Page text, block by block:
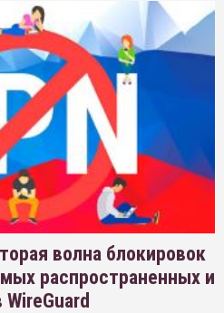
волна блокировок
распространенных и